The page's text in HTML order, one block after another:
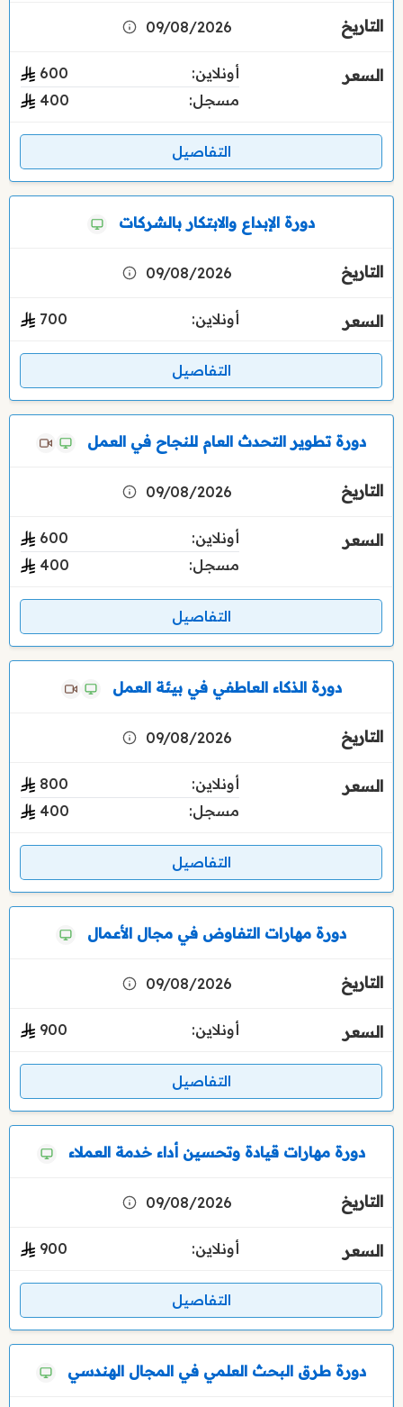
09/08/2026
أونلاين:
600
مسجل:
400
التفاصيل
دورة الإبداع والابتكار بالشركات
09/08/2026
أونلاين: 700
التفاصيل
دورة تطوير التحدث العام للنجاح في العمل
09/08/2026
أونلاين:
600
مسجل:
400
التفاصيل
دورة الذكاء العاطفي في بيئة العمل
09/08/2026
أونلاين:
800
مسجل:
400
التفاصيل
دورة مهارات التفاوض في مجال الأعمال
09/08/2026
أونلاين: 900
التفاصيل
دورة مهارات قيادة وتحسين أداء خدمة العملاء
09/08/2026
أونلاين: 900
التفاصيل
دورة طرق البحث العلمي في المجال الهندسي